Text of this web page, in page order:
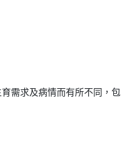
需求及病情而有所不同，包